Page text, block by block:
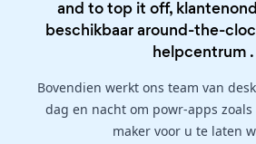
and to top it off,
beschikbaar around-the-
helpcentrum .
Bovendien werkt ons team van
dag en nacht om powr-apps
maker voor u te laten